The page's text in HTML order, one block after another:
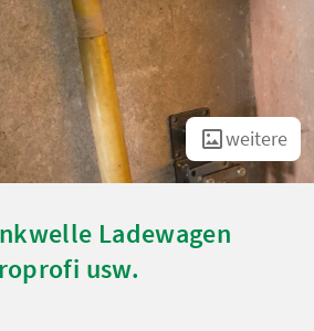
weitere
Ladewagen
usw.